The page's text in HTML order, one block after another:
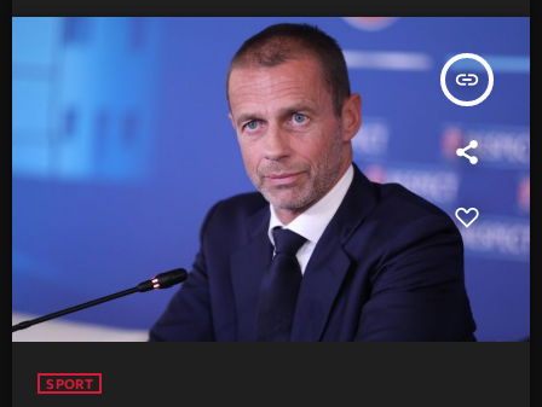
insert_link
SPORT